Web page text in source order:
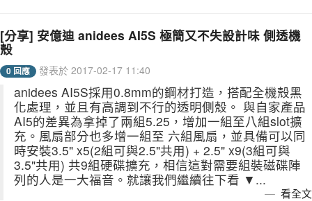
[分享] 安億迪 anidees AI5S 極簡又不失設計味 側透機
殼
0 回應 發表於 2017-02-17 11:40
anidees AI5S採用0.8mm的鋼材打造，搭配全機殼黑
化處理，並且有高調到不行的透明側殼。 與自家產品
AI5的差異為拿掉了兩組5.25，增加一組至八組slot擴
充。風扇部分也多增一組至 六組風扇，並具備可以同
時安裝3.5" x5(2組可與2.5"共用) + 2.5" x9(3組可與
3.5"共用) 共9組硬碟擴充，相信這對需要組裝磁碟陣
列的人是一大福音。就讓我們繼續往下看 ▼...
看全文